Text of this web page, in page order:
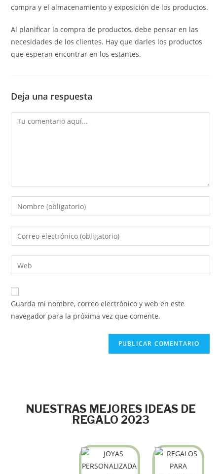
compra y el almacenamiento y exposición de los productos.
Al planificar la compra de productos, debe pensar en las
necesidades de los clientes. Hay que darles los productos
que esperan encontrar en los estantes.
Deja una respuesta
Guarda mi nombre, correo electrónico y web en este
navegador para la próxima vez que comente.
NUESTRAS MEJORES IDEAS DE
REGALO 2023